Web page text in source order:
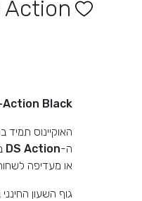
Action
Action Black
האוקיינוס ​​תמיד
ה-DS Action
או מעדיפה